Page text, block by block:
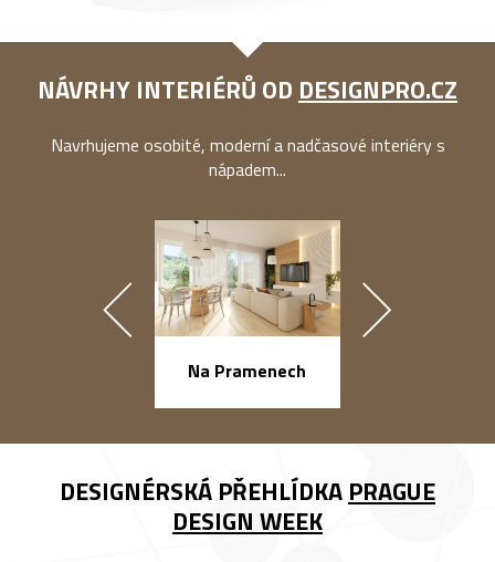
NÁVRHY INTERIÉRŮ OD DESIGNPRO.CZ
Navrhujeme osobité, moderní a nadčasové interiéry s
nápadem...
Na Pramenech
DESIGNÉRSKÁ PŘEHLÍDKA PRAGUE
DESIGN WEEK